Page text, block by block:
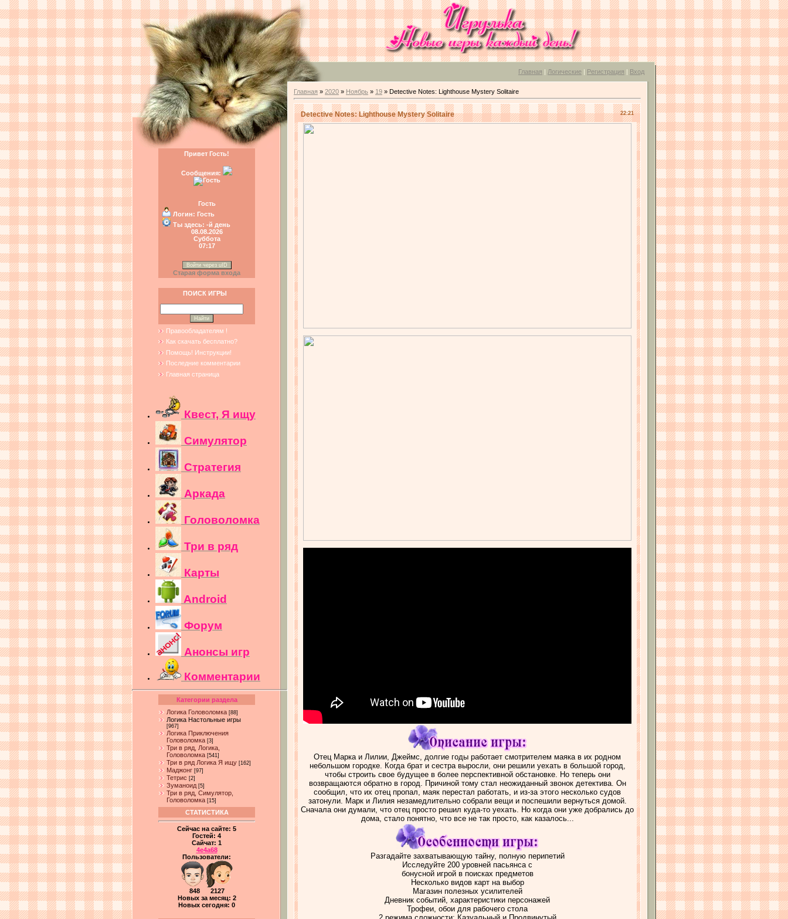
Главная | Логические | Регистрация | Вход
Привет Гость!
Сообщения:
Гость
Логин: Гость
Ты здесь: -й день
08.08.2026
Суббота
07:17
Войти через uID
Старая форма входа
ПОИСК ИГРЫ
Правообладателям !
Как скачать бесплатно?
Помощь! Инструкции!
Последние комментарии
Главная страница
Квест, Я ищу
Симулятор
Стратегия
Аркада
Головоломка
Три в ряд
Карты
Android
Форум
Анонсы игр
Комментарии
Категории раздела
Логика Головоломка [88]
Логика Настольные игры
[967]
Логика Приключения
Головоломка [3]
Три в ряд, Логика,
Головоломка [541]
Три в ряд Логика Я ищу [162]
Маджонг [97]
Тетрис [2]
Зуманоид [5]
Три в ряд, Симулятор,
Головоломка [15]
СТАТИСТИКА
Сейчас на сайте: 5
Гостей: 4
Сайчат: 1
4e4a68
Пользователи:
848 2127
Новых за месяц: 2
Новых сегодня: 0
Главная » 2020 » Ноябрь » 19 » Detective Notes: Lighthouse Mystery Solitaire
22:21
Detective Notes: Lighthouse Mystery Solitaire
Отец Марка и Лилии, Джеймс, долгие годы работает смотрителем маяка в их родном
небольшом городке. Когда брат и сестра выросли, они решили уехать в большой город,
чтобы строить свое будущее в более перспективной обстановке. Но теперь они
возвращаются обратно в город. Причиной тому стал неожиданный звонок детектива. Он
сообщил, что их отец пропал, маяк перестал работать, и из-за этого несколько судов
затонули. Марк и Лилия незамедлительно собрали вещи и поспешили вернуться домой.
Сначала они думали, что отец просто решил куда-то уехать. Но когда они уже добрались до
дома, стало понятно, что все не так просто, как казалось...
Разгадайте захватывающую тайну, полную перипетий
Исследуйте 200 уровней пасьянса с
бонусной игрой в поисках предметов
Несколько видов карт на выбор
Магазин полезных усилителей
Дневник событий, характеристики персонажей
Трофеи, обои для рабочего стола